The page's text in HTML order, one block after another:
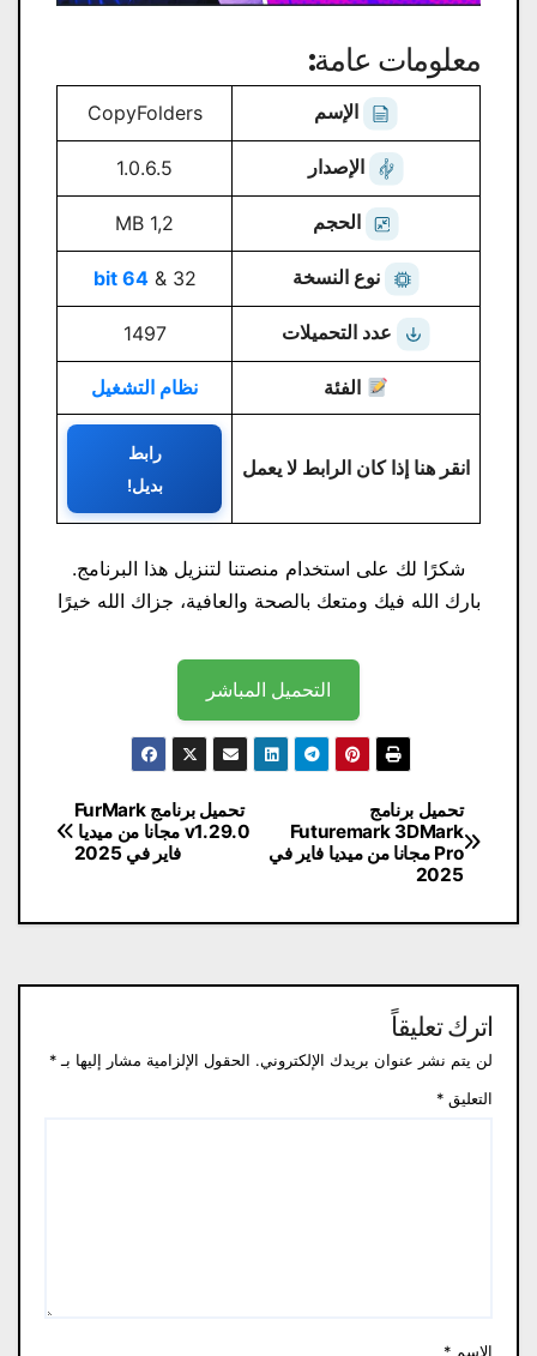
معلومات عامة:
الإسم CopyFolders
الإصدار 1.0.6.5
الحجم 1,2 MB
نوع النسخة 32 &
64 bit
عدد التحميلات 1497
الفئة نظام التشغيل
انقر هنا إذا كان الرابط لا يعمل
رابط
بديل!
شكرًا لك على استخدام منصتنا لتنزيل هذا البرنامج.
بارك الله فيك ومتعك بالصحة والعافية، جزاك الله خيرًا
التحميل المباشر
تصفّح
المقالات
تحميل برنامج FurMark
v1.29.0 مجانا من ميديا ​​
فاير في 2025
تحميل برنامج
Futuremark 3DMark
Pro مجانا من ميديا ​​فاير في
2025
اترك تعليقاً
لن يتم نشر عنوان بريدك الإلكتروني. الحقول الإلزامية مشار إليها بـ *
التعليق *
الاسم *